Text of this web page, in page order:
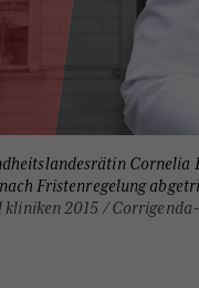
Cornelia
Fristenregelung
2015 /